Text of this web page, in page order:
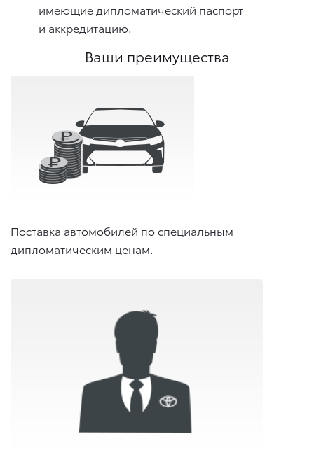
имеющие дипломатический паспорт
и аккредитацию.
Ваши преимущества
Поставка автомобилей по специальным
дипломатическим ценам.